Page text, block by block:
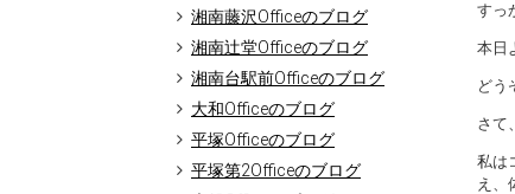
湘南藤沢Officeのブログ
湘南辻堂Officeのブログ
湘南台駅前Officeのブログ
大和Officeのブログ
平塚Officeのブログ
平塚第2Officeのブログ
すっ
本日
どう
さて
私は
え、